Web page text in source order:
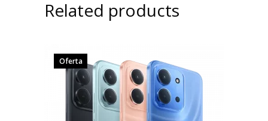
Related products
Oferta